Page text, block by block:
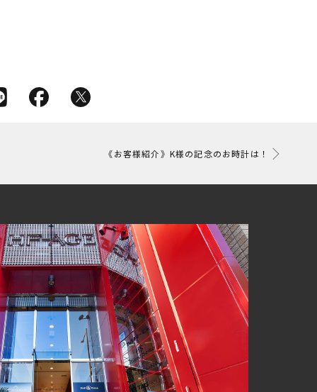
《お客様紹介》K様の記念のお時計は！